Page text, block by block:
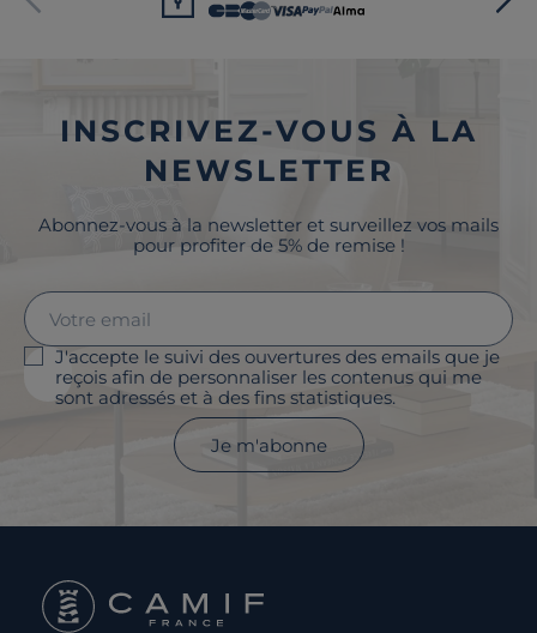
INSCRIVEZ-VOUS À LA
NEWSLETTER
Abonnez-vous à la newsletter et surveillez vos mails
pour profiter de 5% de remise !
J'accepte le suivi des ouvertures des emails que je
reçois afin de personnaliser les contenus qui me
sont adressés et à des fins statistiques.
Je m'abonne